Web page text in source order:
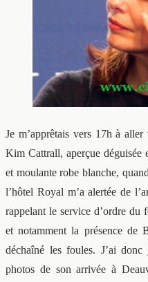
Je m’apprêtais vers 17h à
Kim Cattrall, aperçue déguisée
et moulante robe blanche,
l’hôtel Royal m’a alertée de
rappelant le service d’ordre du
et notamment la présence de
déchaîné les foules. J’ai
photos de son arrivée à